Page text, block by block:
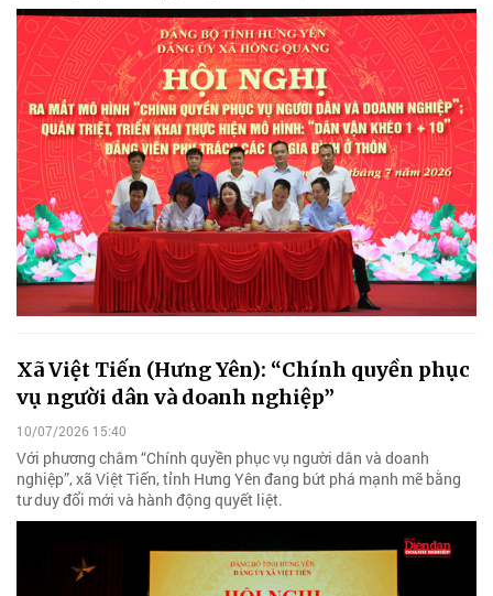
Xã Việt Tiến (Hưng Yên): “Chính quyền phục
vụ người dân và doanh nghiệp”
10/07/2026 15:40
Với phương châm “Chính quyền phục vụ người dân và doanh
nghiệp”, xã Việt Tiến, tỉnh Hưng Yên đang bứt phá mạnh mẽ bằng
tư duy đổi mới và hành động quyết liệt.